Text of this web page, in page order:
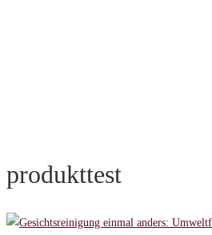
produkttest